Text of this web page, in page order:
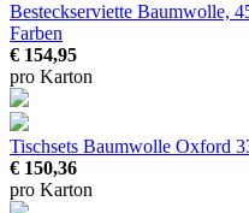
Besteckserviette Baumwolle,
Farben
€ 154,95
pro Karton
Tischsets Baumwolle Oxford
€ 150,36
pro Karton